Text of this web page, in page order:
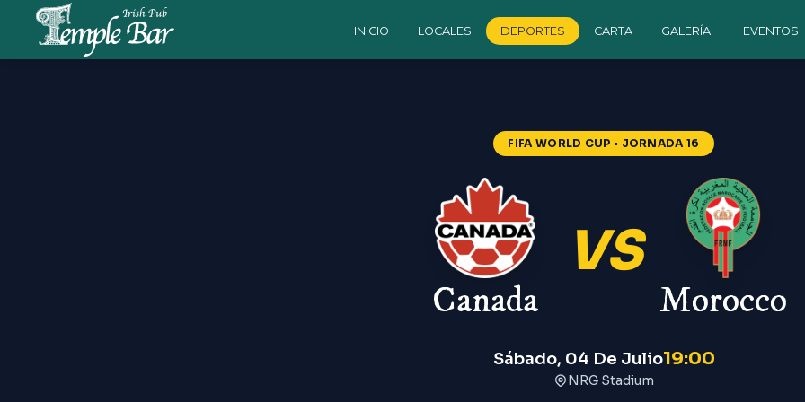
INICIO LOCALES DEPORTES CARTA GALERÍA EVENTOS
FIFA WORLD CUP • JORNADA 16
Canada
VS
Morocco
Sábado, 04 De Julio19:00
NRG Stadium